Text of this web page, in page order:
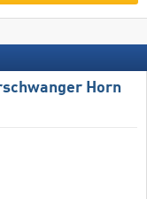
Horn